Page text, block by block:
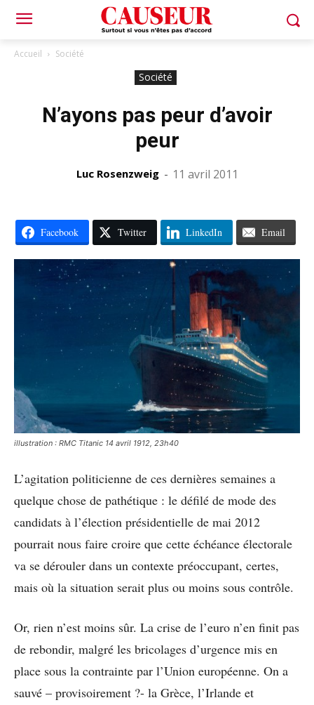
Accueil Société
Société
N’ayons pas peur d’avoir
peur
Luc Rosenzweig - 11 avril 2011
Facebook Twitter LinkedIn Email
illustration : RMC Titanic 14 avril 1912, 23h40
L’agitation politicienne de ces dernières semaines a
quelque chose de pathétique : le défilé de mode des
candidats à l’élection présidentielle de mai 2012
pourrait nous faire croire que cette échéance électorale
va se dérouler dans un contexte préoccupant, certes,
mais où la situation serait plus ou moins sous contrôle.
Or, rien n’est moins sûr. La crise de l’euro n’en finit pas
de rebondir, malgré les bricolages d’urgence mis en
place sous la contrainte par l’Union européenne. On a
sauvé – provisoirement ?- la Grèce, l’Irlande et